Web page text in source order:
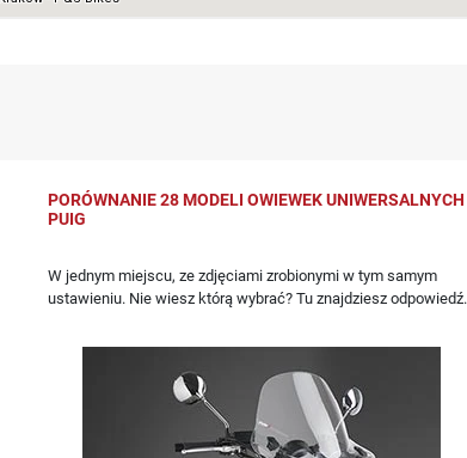
PORÓWNANIE 28 MODELI OWIEWEK UNIWERSALNYCH
PUIG
W jednym miejscu, ze zdjęciami zrobionymi w tym samym
ustawieniu. Nie wiesz którą wybrać? Tu znajdziesz odpowiedź.